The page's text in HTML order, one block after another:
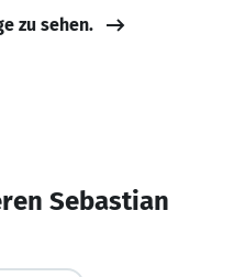
zu sehen.
Sebastian